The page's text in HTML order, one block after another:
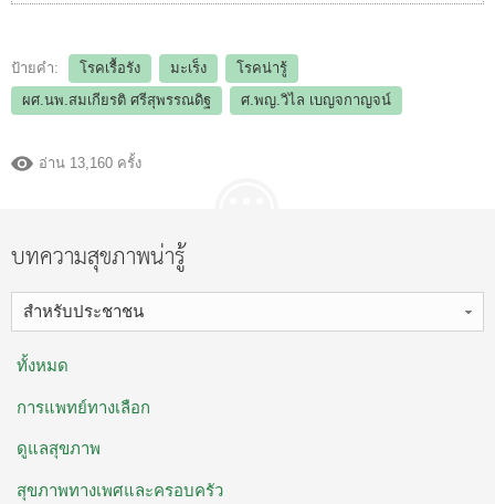
ป้ายคำ: โรคเรื้อรัง มะเร็ง
โรคน่ารู้
ผศ.นพ.สมเกียรติ ศรีสุพรรณดิฐ
ศ.พญ.วิไล เบญจกาญจน์
อ่าน 13,160 ครั้ง
บทความสุขภาพน่ารู้
สำหรับประชาชน
ทั้งหมด
การแพทย์ทางเลือก
ดูแลสุขภาพ
สุขภาพทางเพศและครอบครัว